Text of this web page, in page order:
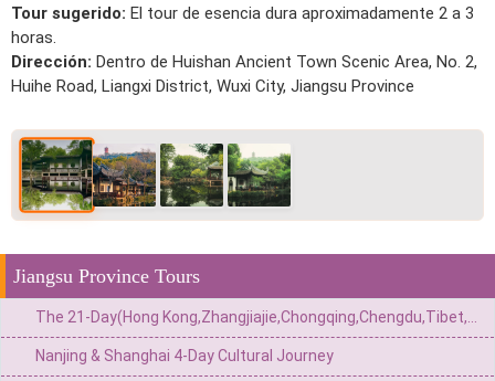
Tour sugerido: El tour de esencia dura aproximadamente 2 a 3
horas.
Dirección: Dentro de Huishan Ancient Town Scenic Area, No. 2,
Huihe Road, Liangxi District, Wuxi City, Jiangsu Province
Jiangsu Province Tours
Nanjing & Shanghai 4-Day Cultural Journey